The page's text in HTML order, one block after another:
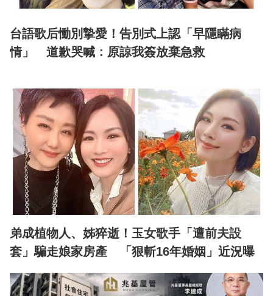
台語歌后慟別摯愛！告別式上認「早隱瞞病
情」 道歉哭喊：原諒我簽放棄急救
弟成植物人、姊猝逝！玉女歌手「遭前夫設
套」騙走娘家房產 「狠斬16年婚姻」近況曝